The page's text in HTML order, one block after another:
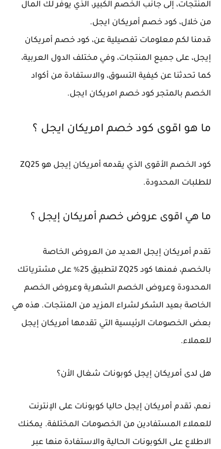
المنتجات، إلى جانب الخصم الكبير، الذي يوفر لك المال
من خلال، كود خصم أمريكان ايجل.
قدمنا لكم معلومات تفصيلية عن، كود خصم أمريكان
إيجل، على جميع المنتجات، وفي مختلف الدول العربية،
كما تحدثنا عن كيفية التسوق، والاستفادة من أكواد
الخصم بالمتجر كود خصم امريكان ايجل.
ما هو اقوى كود خصم امريكان ايجل ؟
كود الخصم الأقوى الذي يقدمه أمريكان إيجل هو ZQ25
للطلبات المحدودة.
ما هي اقوى عروض خصم أمريكان إيجل ؟
تقدم أمريكان إيجل العديد من العروض الخاصة
بالخصم، فمنها كود ZQ25 لتطبيق 25٪ على مشترياتك
المحدودة وعروض الخصم الشهرية وعروض الخصم
الخاصة بعيد الشكر لشراء المزيد من المنتجات. هذه هي
بعض الخصومات الرئيسية التي تقدمها أمريكان إيجل
للعملاء.
هل لدى أمريكان إيجل كوبونات شغال الأن؟
نعم، تقدم أمريكان إيجل حاليا كوبونات على الإنترنت
للعملاء المستفادين من الخصومات المختلفة. يمكنك
الاطلاع على الكوبونات الحالية والاستفادة منها عبر